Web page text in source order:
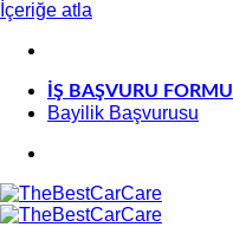
İçeriğe atla
İŞ BAŞVURU FORMU
Bayilik Başvurusu